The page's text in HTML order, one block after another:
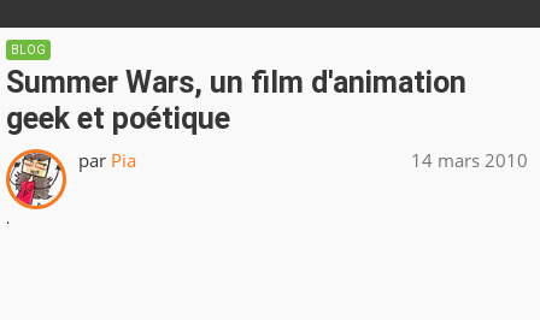
BLOG
Summer Wars, un film d'animation
geek et poétique
par Pia 14 mars 2010
.